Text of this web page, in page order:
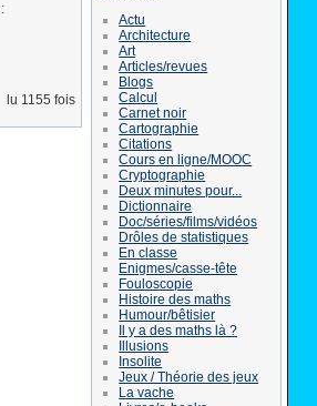
lu 1155 fois
Actu
Architecture
Art
Articles/revues
Blogs
Calcul
Carnet noir
Cartographie
Citations
Cours en ligne/MOOC
Cryptographie
Deux minutes pour...
Dictionnaire
Doc/séries/films/vidéos
Drôles de statistiques
En classe
Enigmes/casse-tête
Fouloscopie
Histoire des maths
Humour/bêtisier
Il y a des maths là ?
Illusions
Insolite
Jeux / Théorie des jeux
La vache